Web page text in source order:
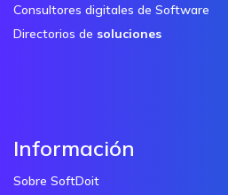
Consultores digitales de Software
Directorios de soluciones
Información
Sobre SoftDoit